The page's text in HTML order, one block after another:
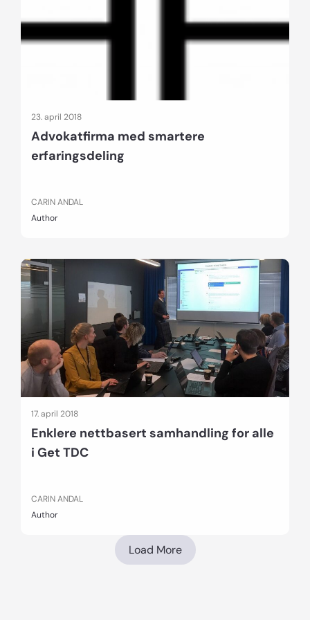
23. april 2018
Advokatfirma med smartere
erfaringsdeling
CARIN ANDAL
Author
17. april 2018
Enklere nettbasert samhandling for alle
i Get TDC
CARIN ANDAL
Author
Load More